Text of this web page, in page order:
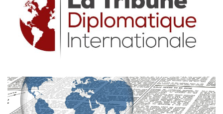
La Tribune
Diplomatique